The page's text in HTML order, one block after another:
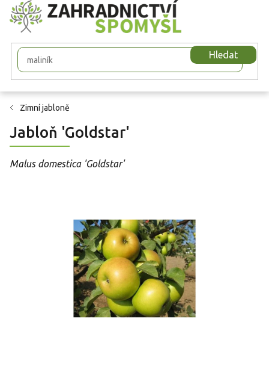
Přejít
na
obsah
Hledat
Zimní jabloně
Jabloň 'Goldstar'
Malus domestica 'Goldstar'